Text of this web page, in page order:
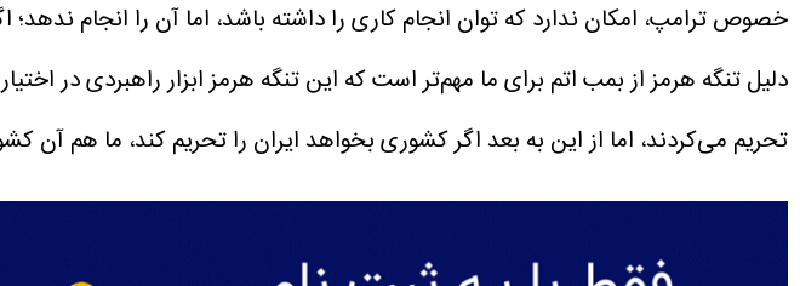
خصوص ترامپ، امکان ندارد که توان انجام کاری را داشته باشد، اما آن را انجام
دلیل تنگه هرمز از بمب اتم برای ما مهم‌تر است که این تنگه هرمز ابزار راهبردی در
تحریم می‌کردند، اما از این به بعد اگر کشوری بخواهد ایران را تحریم کند، ما هم آن